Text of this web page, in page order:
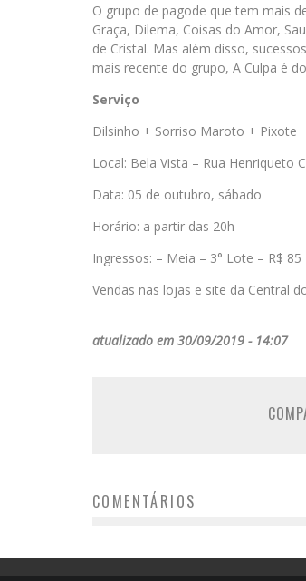
O grupo de pagode que tem mais
Graça, Dilema, Coisas do Amor,
de Cristal. Mas além disso,
mais recente do grupo, A Culpa é
Serviço
Dilsinho + Sorriso Maroto + Pixote
Local: Bela Vista – Rua Henriqueto
Data: 05 de outubro, sábado
Horário: a partir das 20h
Ingressos: – Meia – 3° Lote – R$
Vendas nas lojas e site da Central
atualizado em 30/09/2019 - 14:07
COMENTÁRIOS